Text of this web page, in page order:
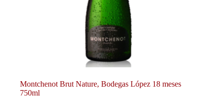
Montchenot Brut Nature, Bodegas López 18 meses
750ml